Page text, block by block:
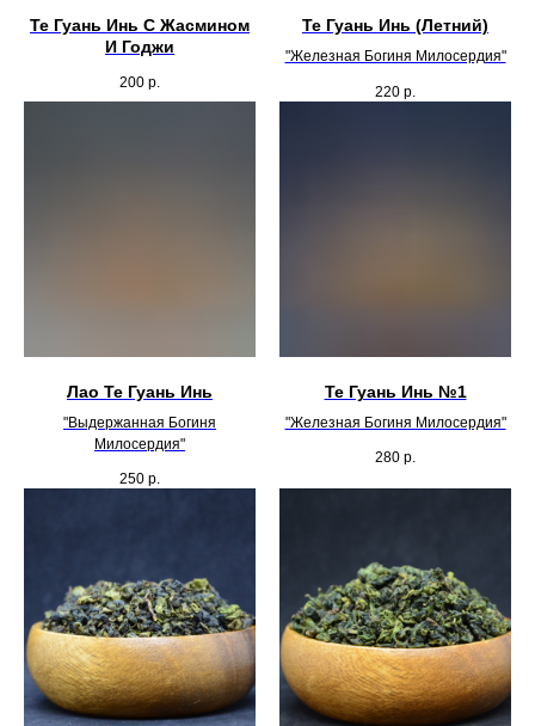
Те Гуань Инь С Жасмином
И Годжи
200 р.
Те Гуань Инь (Летний)
"Железная Богиня Милосердия"
220 р.
Лао Те Гуань Инь
"Выдержанная Богиня
Милосердия"
250 р.
Те Гуань Инь №1
"Железная Богиня Милосердия"
280 р.